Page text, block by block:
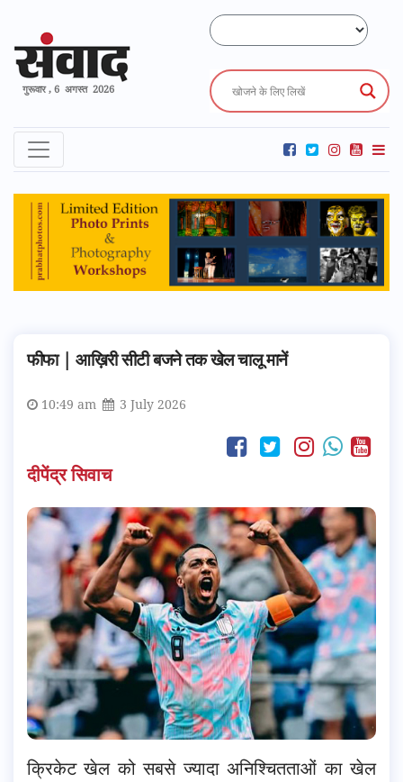
गुरूवार , 6 अगस्त 2026
फीफा | आख़िरी सीटी बजने तक खेल चालू मानें
10:49 am 3 July 2026
दीपेंद्र सिवाच
क्रिकेट खेल को सबसे ज्यादा अनिश्चितताओं का खेल